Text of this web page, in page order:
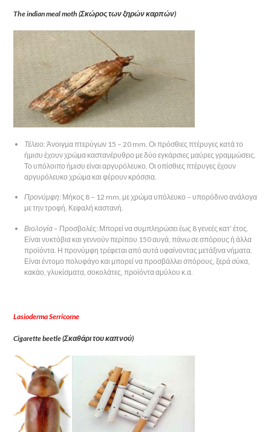
The indian meal moth (Σκώρος των ξηρών καρπών)
Τέλειο:Άνοιγμα πτερύγων 15 – 20 mm. Οι πρόσθιες πτέρυγες κατά το
ήμισυ έχουν χρώμα καστανέρυθρο με δύο εγκάρσιες μαύρες γραμμώσεις.
Το υπόλοιπο ήμισυ είναι αργυρόλευκο. Οι οπίσθιες πτέρυγες έχουν
αργυρόλευκο χρώμα και φέρουν κρόσσια.
Προνύμφη: Μήκος 8 – 12 mm, με χρώμα υπόλευκο – υπορόδινο ανάλογα
με την τροφή. Κεφαλή καστανή.
Βιολογία – Προσβολές: Μπορεί να συμπληρώσει έως 8 γενεές κατ’ έτος.
Είναι νυκτόβια και γεννούν περίπου 150 αυγά, πάνω σε σπόρους ή άλλα
προϊόντα. Η προνύμφη τρέφεται από αυτά υφαίνοντας μετάξινα νήματα.
Είναι έντομο πολυφάγο και μπορεί να προσβάλλει σπόρους, ξερά σύκα,
κακάο, γλυκίσματα, σοκολάτες, προϊόντα αμύλου κ.α.
Lasioderma Serricorne
Cigarette beetle (Σκαθάρι του καπνού)